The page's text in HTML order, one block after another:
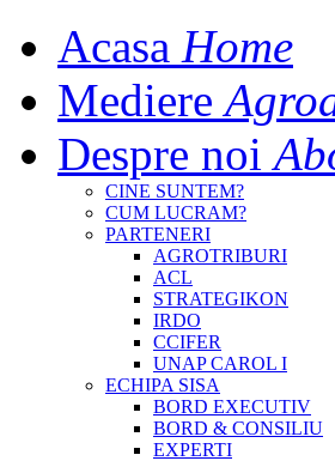
Acasa Home
Mediere
Despre noi
CINE SUNTEM?
CUM LUCRAM?
PARTENERI
AGROTRIBURI
ACL
STRATEGIKON
IRDO
CCIFER
UNAP CAROL I
ECHIPA SISA
BORD EXECUTIV
BORD & CONSILIU
EXPERTI